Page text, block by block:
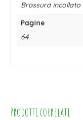
Brossura incollato
Pagine
64
Prodotti correlati